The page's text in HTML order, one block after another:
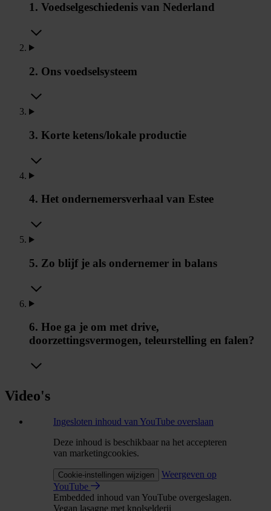
1. Voedselgeschiedenis van Nederland
2. Ons voedselsysteem
3. Korte ketens/lokale productie
4. Het ondernemersverhaal van Estee
5. Zo blijf je als ondernemer in balans
6. Hoe ga je om met drive,
doorzettingsvermogen, teleurstelling en falen?
Video's
Ingesloten inhoud van YouTube overslaan
Deze inhoud is beschikbaar na het accepteren
van marketingcookies.
Cookie-instellingen wijzigen
Weergeven op
YouTube
Embedded inhoud van YouTube overgeslagen.
Vegan lasagne met knolselderij